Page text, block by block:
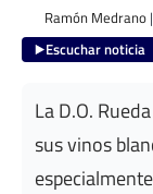
Ramón Medrano|
Escuchar noticia
La D.O.
sus vinos